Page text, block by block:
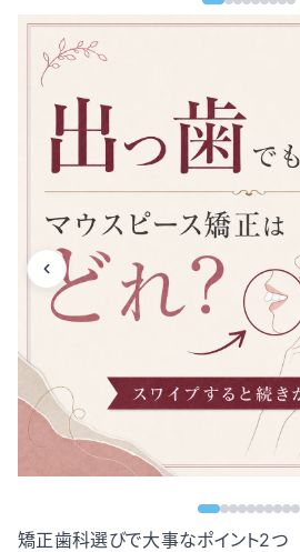
矯正歯科選びで大事なポイント2つ